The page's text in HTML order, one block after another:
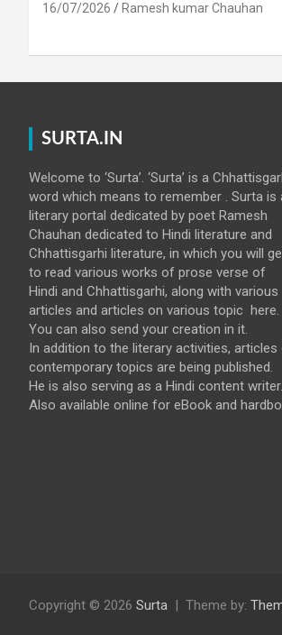
16/07/2026 Ramesh kumar Chauhan
SURTA.IN
Welcome to ‘Surta’. ‘Surta’ is a
word which means to remember . Surta is
literary portal dedicated by poet Ramesh
Chauhan dedicated to Hindi literature and
Chhattisgarhi literature, in which you will
to read various works of prose verse of
Hindi and Chhattisgarhi, along with various
articles and articles on various topic here.
You can also send your creation in it.
In addition to the literary activities, articles
contemporary topics are being published.
He is also serving as a Hindi content writer.
Also available online for eBook and
Copyright © 2026 Surta Theme by: